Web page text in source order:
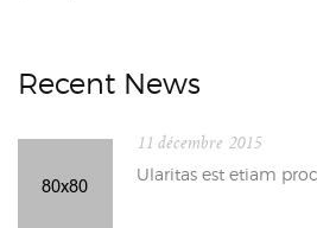
Recent News
11 décembre 2015
Ularitas est etiam